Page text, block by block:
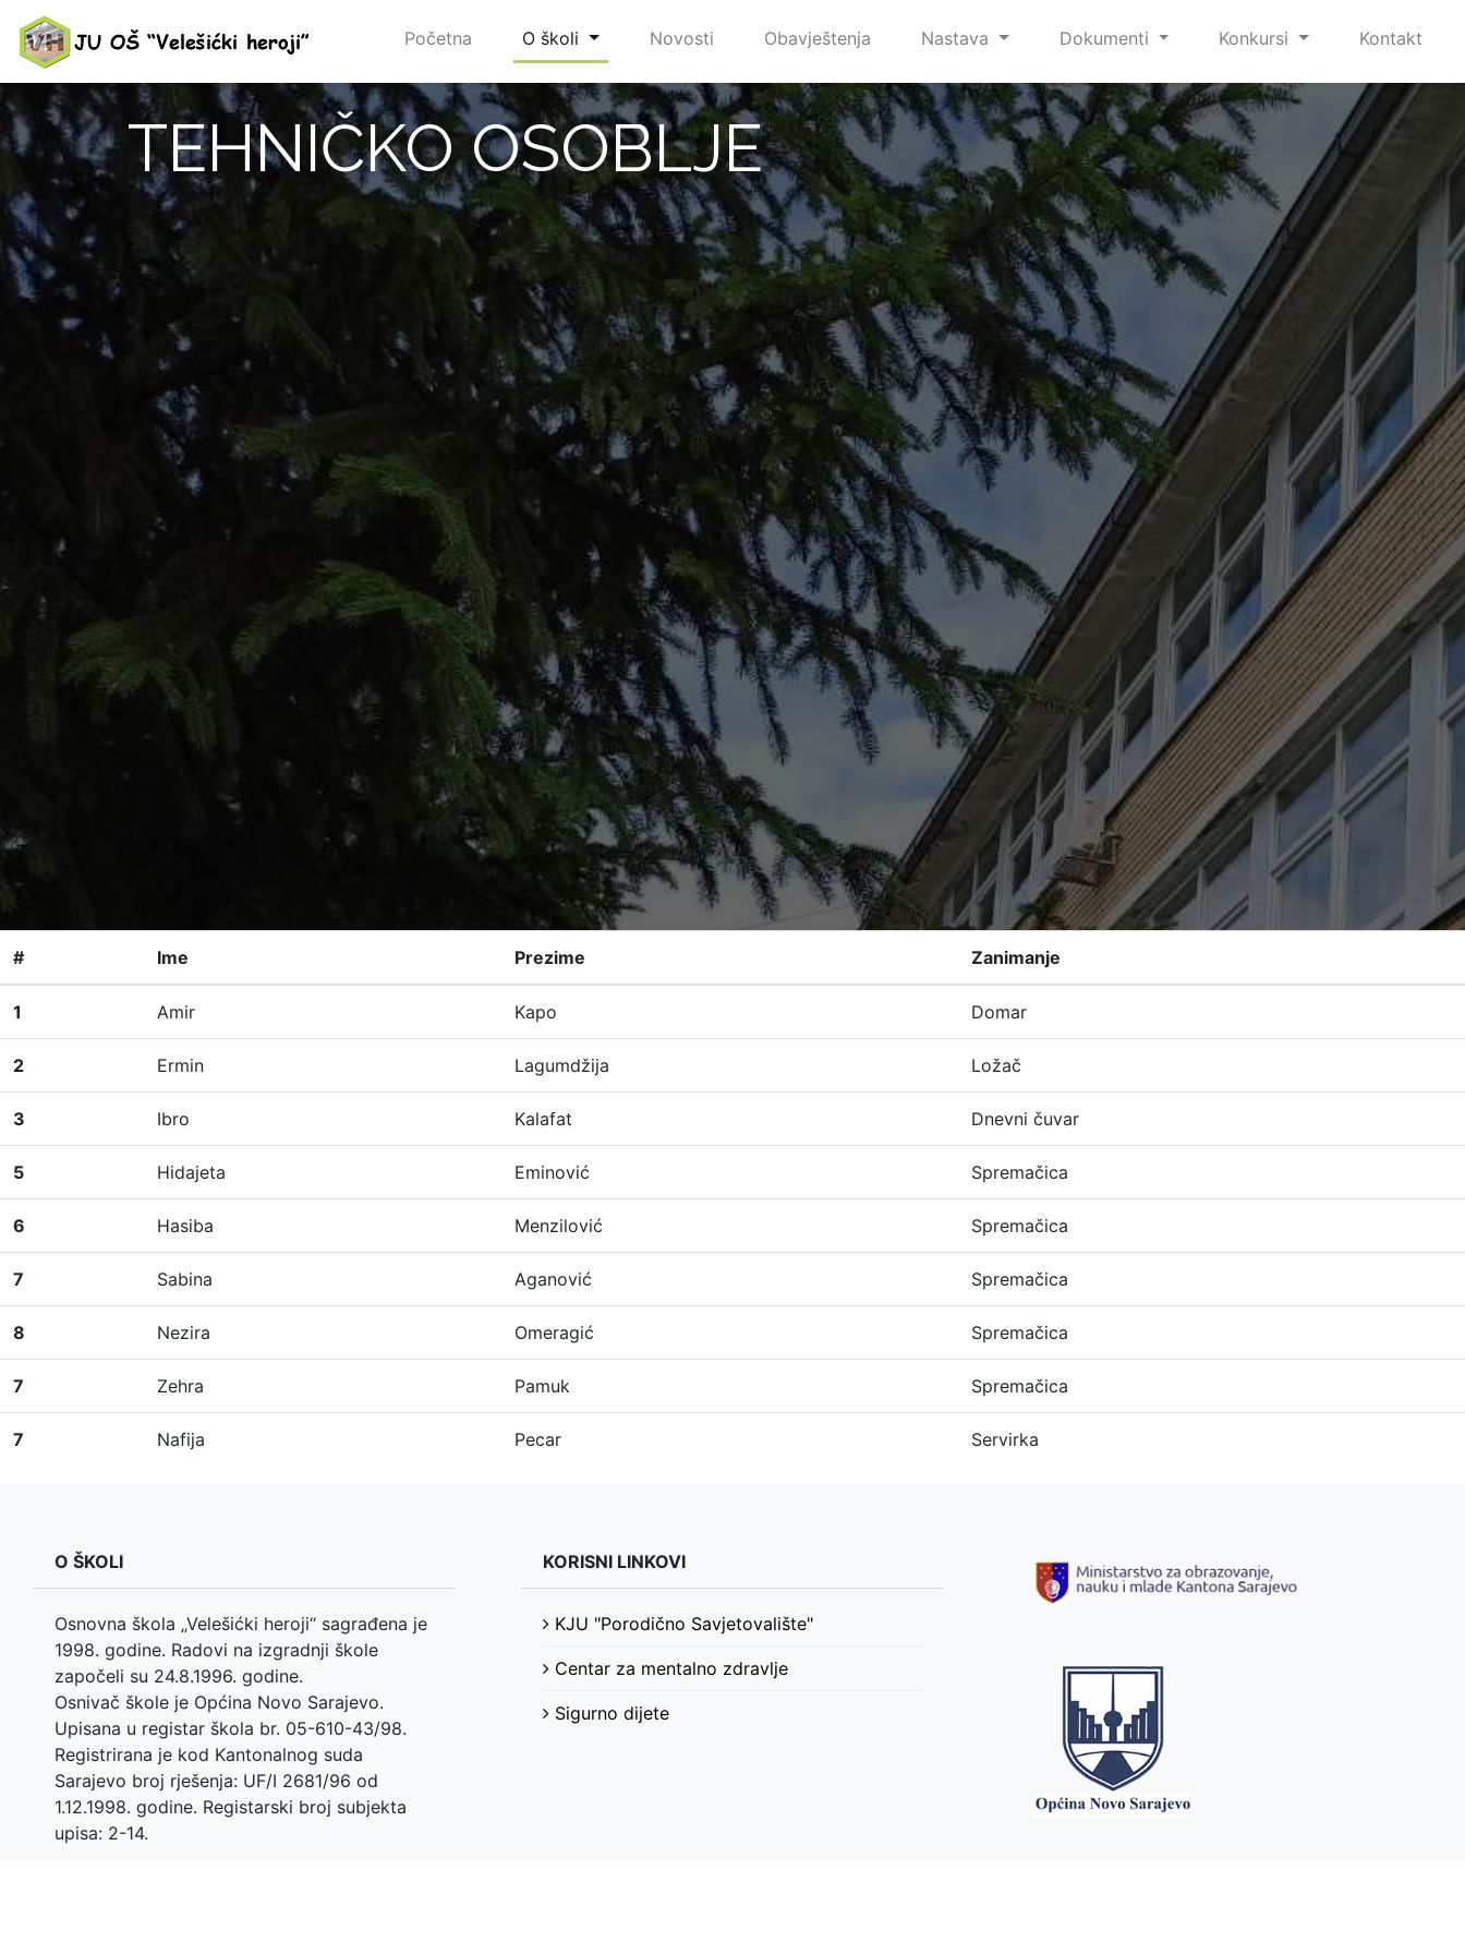
Početna O školi Novosti Obavještenja Nastava Dokumenti Konkursi Kontakt
TEHNIČKO OSOBLJE
# Ime Prezime Zanimanje
1 Amir Kapo Domar
2 Ermin Lagumdžija Ložač
3 Ibro Kalafat Dnevni čuvar
5 Hidajeta Eminović Spremačica
6 Hasiba Menzilović Spremačica
7 Sabina Aganović Spremačica
8 Nezira Omeragić Spremačica
7 Zehra Pamuk Spremačica
7 Nafija Pecar Servirka
O ŠKOLI
Osnovna škola „Velešićki heroji“ sagrađena je
1998. godine. Radovi na izgradnji škole
započeli su 24.8.1996. godine.
Osnivač škole je Općina Novo Sarajevo.
Upisana u registar škola br. 05-610-43/98.
Registrirana je kod Kantonalnog suda
Sarajevo broj rješenja: UF/I 2681/96 od
1.12.1998. godine. Registarski broj subjekta
upisa: 2-14.
KORISNI LINKOVI
KJU "Porodično Savjetovalište"
Centar za mentalno zdravlje
Sigurno dijete